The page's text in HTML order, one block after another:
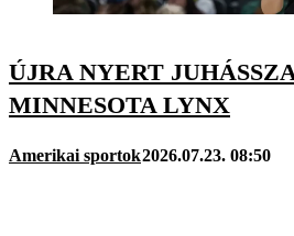
ÚJRA NYERT
MINNESOTA LYNX
Amerikai sportok2026.07.23. 08:50